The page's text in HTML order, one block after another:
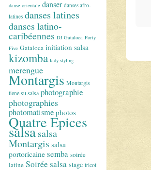
danse orientale danser danses afro-
latines danses latines
danses latino-
caribéennes DJ Gataloca Forty
Five Gataloca initiation salsa
kizomba lady styling
merengue
Montargis Montargis
tiene su salsa photographie
photographies
photomatisme photos
Quatre Epices
salsasalsa
Montargis salsa
portoricainesemba soirée
latine Soirée salsa stage tricot